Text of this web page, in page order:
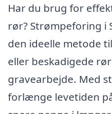
Har du brug for
rør? Strømpeforing
den ideelle metode
eller beskadigede
gravearbejde. Med
forlænge levetiden